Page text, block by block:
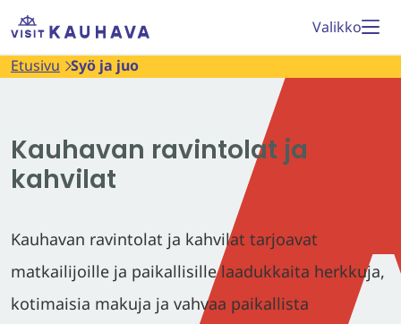
Siirry
Etusivu
Valikko
Etusivu Syö ja juo
Kauhavan ravintolat ja
kahvilat
Kauhavan ravintolat ja kahvilat tarjoavat
matkailijoille ja paikallisille laadukkaita herkkuja,
kotimaisia makuja ja vahvaa paikallista